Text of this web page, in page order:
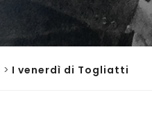
> I venerdì di Togliatti